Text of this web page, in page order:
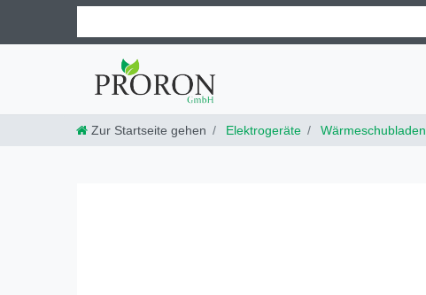
Zur Startseite gehen Elektrogeräte Wärmeschubladen